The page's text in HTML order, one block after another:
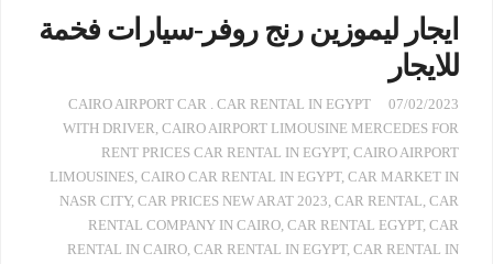
ايجار ليموزين رنج روفر-سيارات فخمة
للايجار
07/02/2023
CAIRO AIRPORT CAR . CAR RENTAL IN EGYPT
WITH DRIVER, CAIRO AIRPORT LIMOUSINE MERCEDES FOR
RENT PRICES CAR RENTAL IN EGYPT, CAIRO AIRPORT
LIMOUSINES, CAIRO CAR RENTAL IN EGYPT, CAR MARKET IN
NASR CITY, CAR PRICES NEW ARAT 2023, CAR RENTAL, CAR
RENTAL COMPANY IN CAIRO, CAR RENTAL EGYPT, CAR
RENTAL IN CAIRO, CAR RENTAL IN EGYPT, CAR RENTAL IN